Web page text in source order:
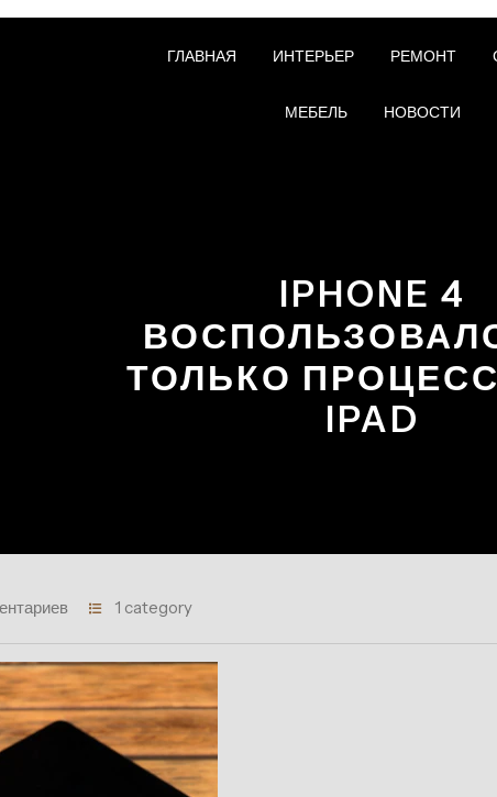
ГЛАВНАЯ ИНТЕРЬЕР РЕМОНТ
МЕБЕЛЬ НОВОСТИ
IPHONE 4
ТОЛЬКО
IPAD
1 category